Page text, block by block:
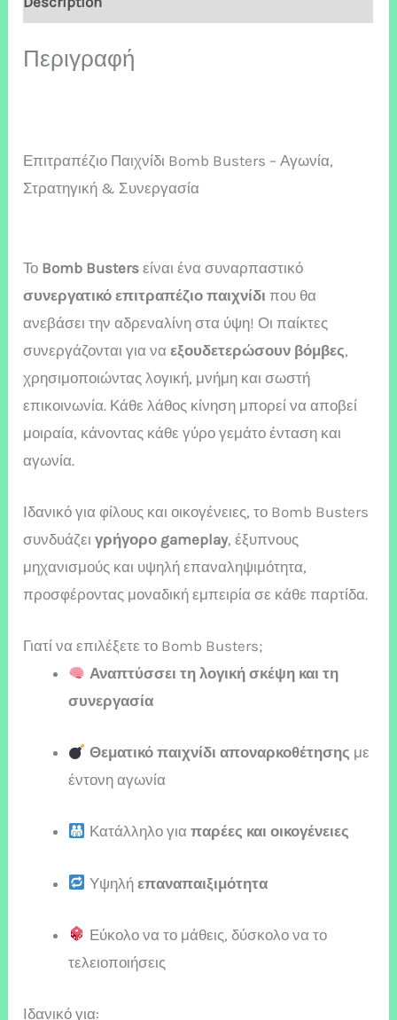
Περιγραφή
Επιτραπέζιο Παιχνίδι Bomb Busters – Αγωνία,
Στρατηγική & Συνεργασία
Το Bomb Busters είναι ένα συναρπαστικό
συνεργατικό επιτραπέζιο παιχνίδι που θα
ανεβάσει την αδρεναλίνη στα ύψη! Οι παίκτες
συνεργάζονται για ναεξουδετερώσουν βόμβες,
χρησιμοποιώντας λογική, μνήμη και σωστή
επικοινωνία. Κάθε λάθος κίνηση μπορεί να αποβεί
μοιραία, κάνοντας κάθε γύρο γεμάτο ένταση και
αγωνία.
Ιδανικό για φίλους και οικογένειες, το Bomb Busters
συνδυάζειγρήγορο gameplay, έξυπνους
μηχανισμούς και υψηλή επαναληψιμότητα,
προσφέροντας μοναδική εμπειρία σε κάθε παρτίδα.
Γιατί να επιλέξετε το Bomb Busters;
Αναπτύσσει τη λογική σκέψη και τη
συνεργασία
Θεματικό παιχνίδι αποναρκοθέτησης με
έντονη αγωνία
Κατάλληλο για παρέες και οικογένειες
Υψηλή επαναπαιξιμότητα
Εύκολο να το μάθεις, δύσκολο να το
τελειοποιήσεις
Ιδανικό για: